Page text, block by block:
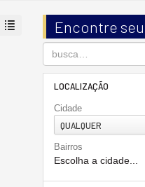
Encontre
LOCALIZAÇÃO
Cidade
QUALQUER
Bairros
Escolha a cidade...